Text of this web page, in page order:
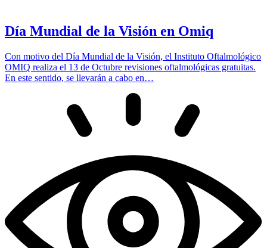
Día Mundial de la Visión en Omiq
Con motivo del Día Mundial de la Visión, el Instituto Oftalmológico
OMIQ realiza el 13 de Octubre revisiones oftalmológicas gratuitas.
En este sentido, se llevarán a cabo en…